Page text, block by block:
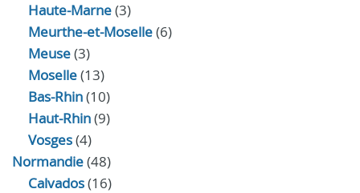
Haute-Marne(3)
Meurthe-et-Moselle(6)
Meuse(3)
Moselle(13)
Bas-Rhin(10)
Haut-Rhin(9)
Vosges(4)
Normandie(48)
Calvados(16)